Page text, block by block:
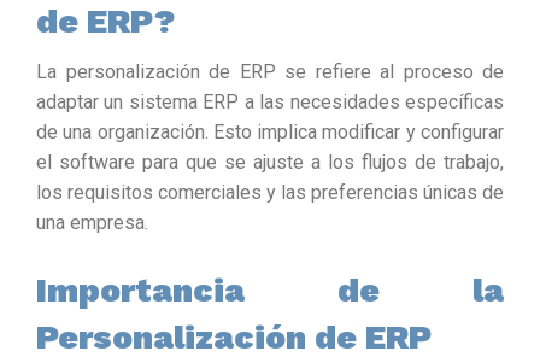
de ERP?
La personalización de ERP se refiere al proceso de
adaptar un sistema ERP a las necesidades específicas
de una organización. Esto implica modificar y configurar
el software para que se ajuste a los flujos de trabajo,
los requisitos comerciales y las preferencias únicas de
una empresa.
Importancia de la
Personalización de ERP